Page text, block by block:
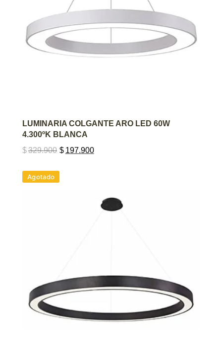
AGREGAR AL CARRITO
LUMINARIA COLGANTE ARO LED 60W
4.300ºK BLANCA
$329.900 $ 197.900
Agotado